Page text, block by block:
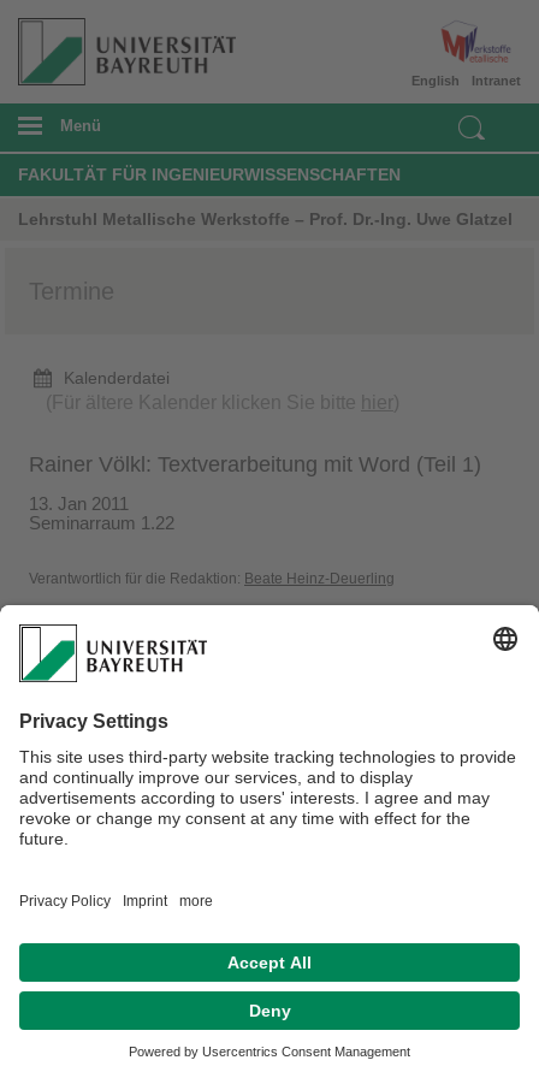
Intranet
English
Menü
FAKULTÄT FÜR INGENIEURWISSENSCHAFTEN
Lehrstuhl Metallische Werkstoffe – Prof. Dr.-Ing. Uwe Glatzel
Termine
Kalenderdatei
(Für ältere Kalender klicken Sie bitte hier)
Rainer Völkl: Textverarbeitung mit Word (Teil 1)
13. Jan 2011
Seminarraum 1.22
Verantwortlich für die Redaktion: Beate Heinz-Deuerling
Datenschutzerklärung
Barrierefreiheitserklärung